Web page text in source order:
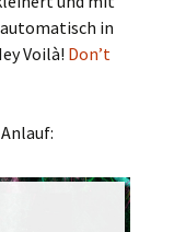
in
Voilà! Don’t